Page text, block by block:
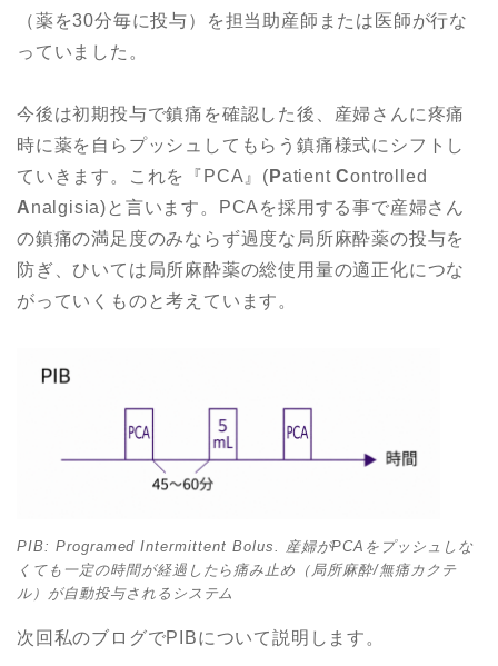
（薬を30分毎に投与）を担当助産師または医師が行な
っていました。
今後は初期投与で鎮痛を確認した後、産婦さんに疼痛
時に薬を自らプッシュしてもらう鎮痛様式にシフトし
ていきます。これを『PCA』( PatientControlled
Analgisia)と言います。PCAを採用する事で産婦さん
の鎮痛の満足度のみならず過度な局所麻酔薬の投与を
防ぎ、ひいては局所麻酔薬の総使用量の適正化につな
がっていくものと考えています。
PIB: Programed Intermittent Bolus. 産婦がPCAをプッシュしな
くても一定の時間が経過したら痛み止め（局所麻酔/無痛カクテ
ル）が自動投与されるシステム
次回私のブログでPIBについて説明します。